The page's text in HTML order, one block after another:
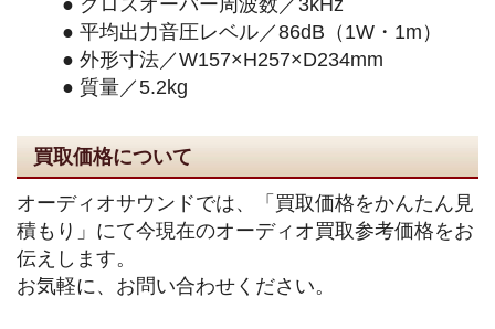
● 平均出力音圧レベル／86dB（1W・1m）
● 外形寸法／W157×H257×D234mm
● 質量／5.2kg
買取価格について
オーディオサウンドでは、「買取価格をかんたん見
積もり」にて今現在のオーディオ買取参考価格をお
伝えします。
お気軽に、お問い合わせください。